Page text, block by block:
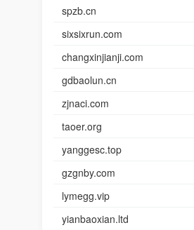
spzb.cn
sixsixrun.com
changxinjianji.com
gdbaolun.cn
zjnaci.com
taoer.org
yanggesc.top
gzgnby.com
lymegg.vip
yianbaoxian.ltd